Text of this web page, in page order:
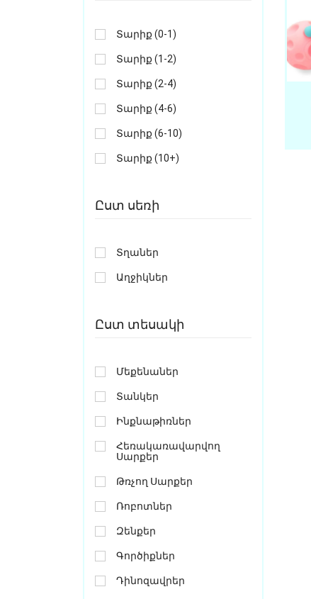
Տարիք (0-1)
Տարիք (1-2)
Տարիք (2-4)
Տարիք (4-6)
Տարիք (6-10)
Տարիք (10+)
Ըստ սեռի
Տղաներ
Աղջիկներ
Ըստ տեսակի
Մեքենաներ
Տանկեր
Ինքնաթիռներ
Հեռակառավարվող
Սարքեր
Թռչող Սարքեր
Ռոբոտներ
Զենքեր
Գործիքներ
Դինոզավրեր